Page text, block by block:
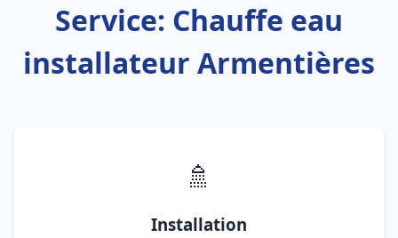
Service: Chauffe eau
installateur Armentières
🚿
Installation